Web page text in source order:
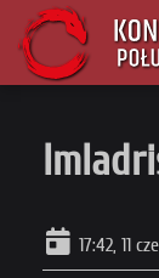
Główna
17:42, 11